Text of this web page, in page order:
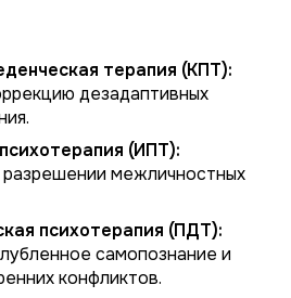
терапия (КПТ):
дезадаптивных
(ИПТ):
межличностных
психотерапия (ПДТ):
самопознание и
конфликтов.